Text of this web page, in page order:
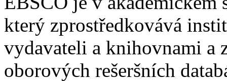
který zprostředkovává
vydavateli a knihovnami
oborových rešeršních